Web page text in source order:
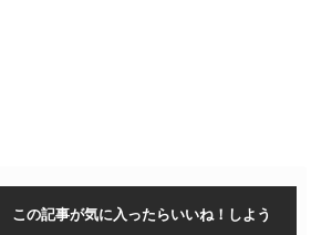
この記事が気に入ったらいいね！しよう